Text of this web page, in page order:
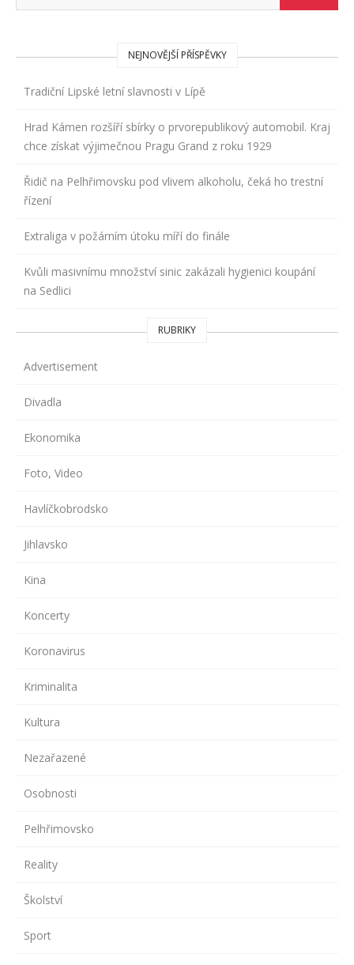
NEJNOVĚJŠÍ PŘÍSPĚVKY
Tradiční Lipské letní slavnosti v Lípě
Hrad Kámen rozšíří sbírky o prvorepublikový automobil. Kraj
chce získat výjimečnou Pragu Grand z roku 1929
Řidič na Pelhřimovsku pod vlivem alkoholu, čeká ho trestní
řízení
Extraliga v požárním útoku míří do finále
Kvůli masivnímu množství sinic zakázali hygienici koupání
na Sedlici
RUBRIKY
Advertisement
Divadla
Ekonomika
Foto, Video
Havlíčkobrodsko
Jihlavsko
Kina
Koncerty
Koronavirus
Kriminalita
Kultura
Nezařazené
Osobnosti
Pelhřimovsko
Reality
Školství
Sport